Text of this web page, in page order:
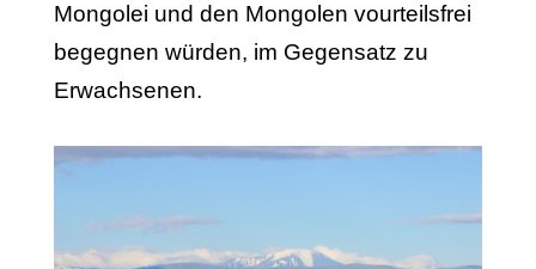
Mongolei und den Mongolen vourteilsfrei
begegnen würden, im Gegensatz zu
Erwachsenen.